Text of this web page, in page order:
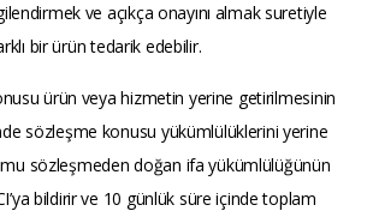
ve açıkça onayını almak suretiyle
bir ürün tedarik edebilir.
ürün veya hizmetin yerine getirilmesinin
sözleşme konusu yükümlülüklerini yerine
sözleşmeden doğan ifa yükümlülüğünün
bildirir ve 10 günlük süre içinde toplam